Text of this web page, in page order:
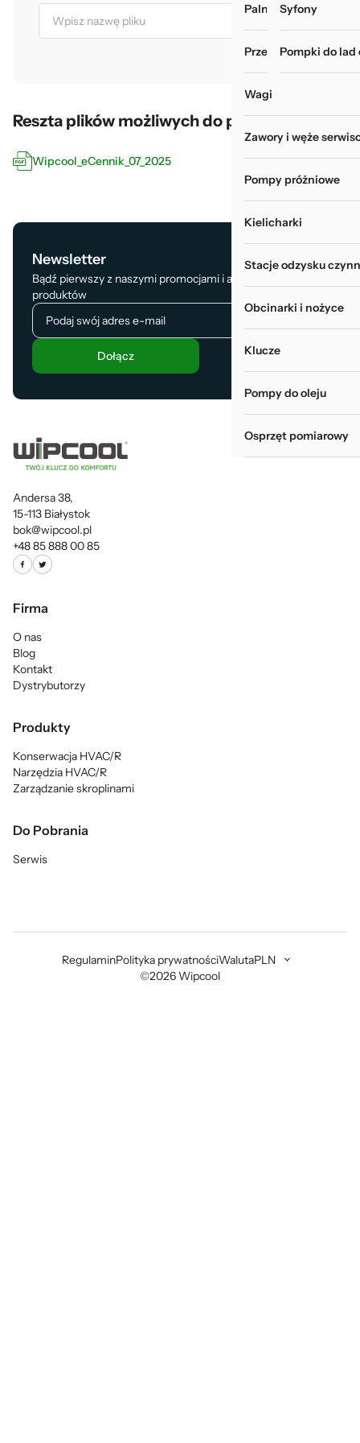
Myjki do rur i
Palniki i zgrzewarki
Przechowywanie
Wagi
Zawory i węże
Pompy próżniowe
Kielicharki
Stacje odzysku
Obcinarki i nożyce
Klucze
Pompy do oleju
Osprzęt pomiarowy
Syfony
Pompki do lad
Reszta plików możliwych do pobrania
Wipcool_eCennik_07_2025
Newsletter
Bądź pierwszy z naszymi promocjami i aktualizacją
produktów
Dołącz
Andersa 38,
15-113 Białystok
bok@wipcool.pl
+48 85 888 00 85
Firma
O nas
Blog
Kontakt
Dystrybutorzy
Produkty
Konserwacja HVAC/R
Narzędzia HVAC/R
Zarządzanie skroplinami
Do Pobrania
Serwis
©2026 Wipcool
RegulaminPolityka prywatnościWalutaPLN